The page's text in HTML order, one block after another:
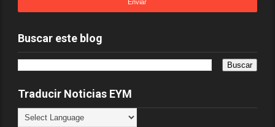
Buscar este blog
Traducir Noticias EYM